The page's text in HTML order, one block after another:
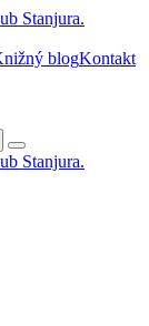
blogKontakt